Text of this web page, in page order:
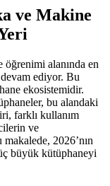
ve Makine
alanında en
ediyor. Bu
ekosistemidir.
bu alandaki
farklı kullanım
ve
makalede, 2026’nın
büyük kütüphaneyi